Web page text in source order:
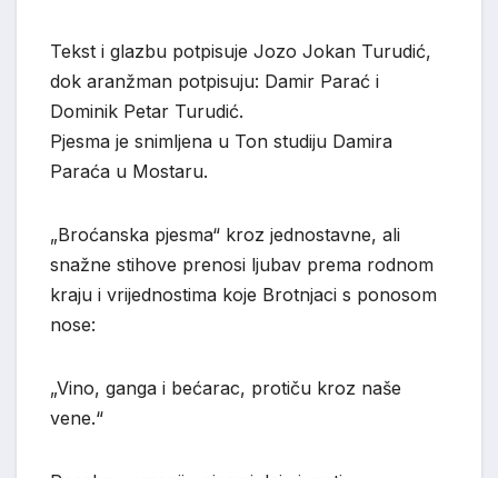
Tekst i glazbu potpisuje Jozo Jokan Turudić,
dok aranžman potpisuju: Damir Parać i
Dominik Petar Turudić.
Pjesma je snimljena u Ton studiju Damira
Paraća u Mostaru.
„Broćanska pjesma“ kroz jednostavne, ali
snažne stihove prenosi ljubav prema rodnom
kraju i vrijednostima koje Brotnjaci s ponosom
nose:
„Vino, ganga i bećarac, protiču kroz naše
vene.“